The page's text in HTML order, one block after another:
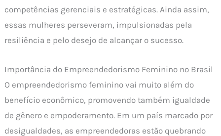
competências gerenciais e estratégicas. Ainda assim,
essas mulheres perseveram, impulsionadas pela
resiliência e pelo desejo de alcançar o sucesso.
Importância do Empreendedorismo Feminino no Brasil
O empreendedorismo feminino vai muito além do
benefício econômico, promovendo também igualdade
de gênero e empoderamento. Em um país marcado por
desigualdades, as empreendedoras estão quebrando